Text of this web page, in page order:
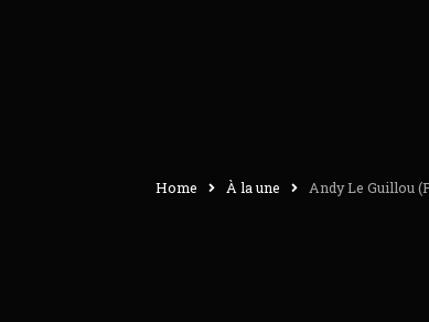
Home À la une Andy Le Guillou